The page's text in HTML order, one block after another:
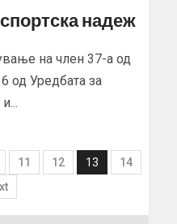
надеж
на член 37-а од
од Уредбата за
11 12 13
14